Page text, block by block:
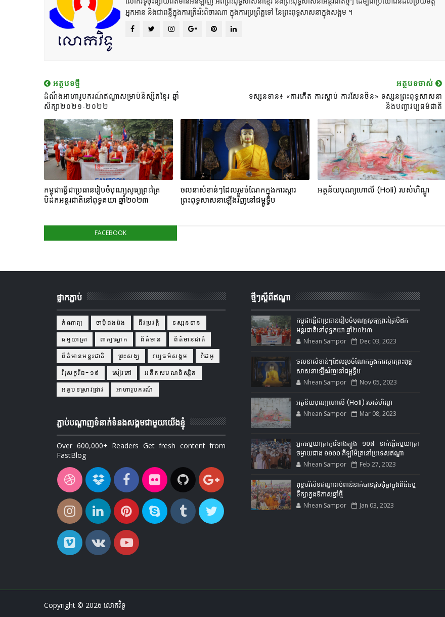
អ្នកអាន និងជាពន្លឺក្នុងការត្រិះរិះពិចារណា ក្នុងការប្រព្រឹត្តទៅ នៃព្រះពុទ្ធសាសនាក្នុងសង្គម ។
អត្ថបទថ្មី
ដំណឹងអាហារូបករណ៍ឥណ្ឌាសម្រាប់និស្សិតខ្មែរ ឆ្នាំ
សិក្សា២០២១-២០២២
អត្ថបទចាស់
ទស្សនទាន៖ «ការកើត ការស្លាប់ ការសែនចិន» ទស្សនព្រះពុទ្ធសាសនា
និងបញ្ហាវប្បធម៌ជាតិ
កម្ពុជាធ្វើជាប្រធានរៀបចំបុណ្យសូធ្យព្រះត្រៃ
បិដកអន្តរជាតិនៅពុទ្ធគយា ឆ្នាំ២០២៣
ចលនាសំខាន់ៗដែលរួមចំណែកក្នុងការស្ដារ
ព្រះពុទ្ធសាសនាឡើងវិញនៅជម្ពូទ្វីប
អត្ថន័យបុណ្យហោលី (Holi) របស់ហិណ្ឌូ
FACEBOOK
ផ្លាកភ្ជាប់
កំណាព្យ ចាប៉ីដងវែង ជីវប្រវត្តិ
ទស្សនទាន
ធម្មយាត្រា
ពាក្យស្លោក ព័ត៌មាន
ព័ត៌មានជាតិ
ព័ត៌មានអន្តរជាតិ
ព្រះសង្ឃ វប្បធម៌សង្គម
វីដេអូ
វីរុសកូវីដ-១៩
សៀវភៅ
អតីតសមណនិស្សិត
អត្ថបទស្រាវជ្រាវ
អាហារូបករណ៍
ភ្ជាប់បណ្ដាញទំនាក់ទំនងសង្គមជាមួយយើងខ្ញុំ
Over 600,000+ Readers Get fresh content from
FastBlog
ថ្មីៗស្តីពីឥណ្ឌា
កម្ពុជាធ្វើជាប្រធានរៀបចំបុណ្យសូធ្យព្រះត្រៃបិដក
អន្តរជាតិនៅពុទ្ធគយា ឆ្នាំ២០២៣
Nhean Sampor Dec 03, 2023
ចលនាសំខាន់ៗដែលរួមចំណែកក្នុងការស្ដារព្រះពុទ្ធ
សាសនាឡើងវិញនៅជម្ពូទ្វីប
Nhean Sampor Nov 05, 2023
អត្ថន័យបុណ្យហោលី (Holi) របស់ហិណ្ឌូ
Nhean Sampor Mar 08, 2023
អ្នកធម្មយាត្រាកូរ៉េខាងត្បូង ១០៨ នាក់ធ្វើធម្មយាត្រា
ចម្ងាយជាង ១១០០ គីឡូម៉ែត្រនៅប្រទេសឥណ្ឌា
Nhean Sampor Feb 27, 2023
ពុទ្ធបរិស័ទឥណ្ឌារាប់ពាន់នាក់បានជួបជុំគ្នាក្នុងពិធីធម្ម
ទីក្សាក្នុងឱកាសឆ្នាំថ្មី
Nhean Sampor Jan 03, 2023
Copyright © 2026 លោកវិទូ